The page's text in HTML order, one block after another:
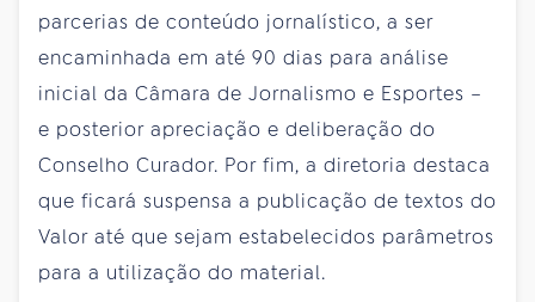
parcerias de conteúdo jornalístico, a ser
encaminhada em até 90 dias para análise
inicial da Câmara de Jornalismo e Esportes –
e posterior apreciação e deliberação do
Conselho Curador. Por fim, a diretoria destaca
que ficará suspensa a publicação de textos do
Valor até que sejam estabelecidos parâmetros
para a utilização do material.